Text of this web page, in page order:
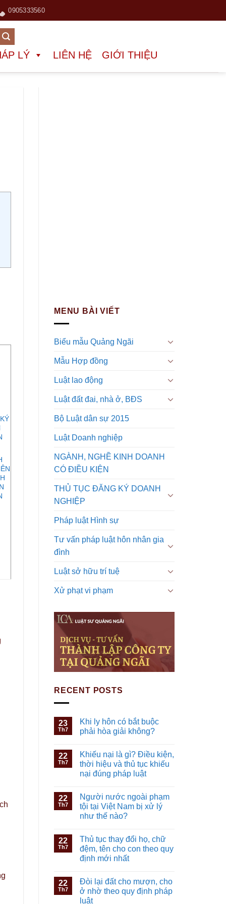
0905333560
LÝ LIÊN HỆ GIỚI THIỆU
MENU BÀI VIẾT
Biểu mẫu Quảng Ngãi
Mẫu Hợp đồng
Luật lao động
Luật đất đai, nhà ở, BĐS
Bộ Luật dân sự 2015
Luật Doanh nghiệp
NGÀNH, NGHỀ KINH DOANH
CÓ ĐIỀU KIỆN
THỦ TỤC ĐĂNG KÝ DOANH
NGHIỆP
Pháp luật Hình sự
Tư vấn pháp luật hôn nhân gia
đình
Luật sở hữu trí tuệ
Xử phạt vi phạm
RECENT POSTS
23
Th7
Khi ly hôn có bắt buộc
phải hòa giải không?
22
Th7
Khiếu nại là gì? Điều kiện,
thời hiệu và thủ tục khiếu
nại đúng pháp luật
22
Th7
Người nước ngoài phạm
tội tại Việt Nam bị xử lý
như thế nào?
22
Th7
Thủ tục thay đổi họ, chữ
đệm, tên cho con theo quy
định mới nhất
22
Th7
Đòi lại đất cho mượn, cho
ở nhờ theo quy định pháp
luật